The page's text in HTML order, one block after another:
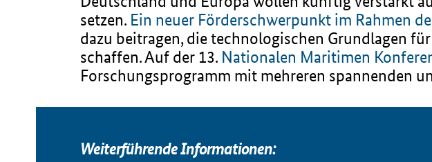
setzen. Ein neuer Förderschwerpunkt im Rahmen
dazu beitragen, die technologischen Grundlagen
schaffen. Auf der 13. Nationalen Maritimen
Forschungsprogramm mit mehreren spannenden
Weiterführende Informationen: